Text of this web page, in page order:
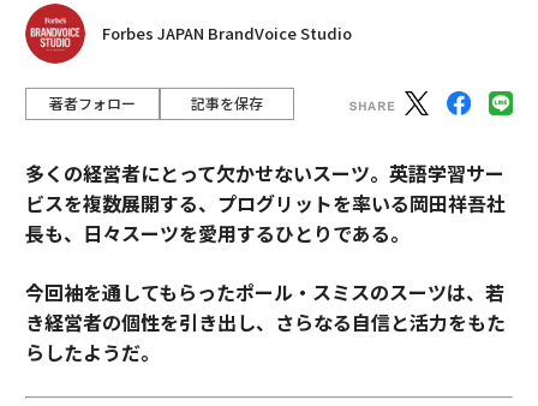
Forbes JAPAN BrandVoice Studio
著者フォロー 記事を保存
多くの経営者にとって欠かせないスーツ。 英語学習サー
ビスを複数展開する、プログリットを率いる岡田祥吾社
長も、日々スーツを愛用するひとりである。
今回袖を通してもらったポール・スミスのスーツは、若
き経営者の個性を引き出し、さらなる自信と活力をもた
らしたようだ。